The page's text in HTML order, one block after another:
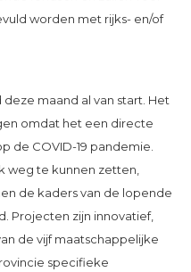
worden met rijks- en/of
maand al van start. Het
omdat het een directe
de COVID-19 pandemie.
weg te kunnen zetten,
de kaders van de lopende
Projecten zijn innovatief,
de vijf maatschappelijke
specifieke